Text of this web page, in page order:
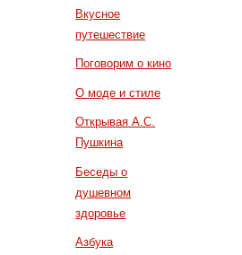
Вкусное
путешествие
Поговорим о кино
О моде и стиле
Открывая А.С.
Пушкина
Беседы о
душевном
здоровье
Азбука